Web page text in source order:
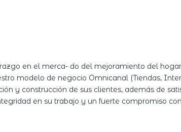
en el merca- do del mejoramiento del
modelo de negocio Omnicanal (Tiendas,
y construcción de sus clientes, además de
en su trabajo y un fuerte compromiso